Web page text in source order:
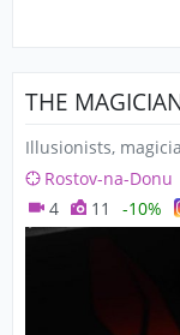
THE
Illusionists,
Rostov-na-Donu
4
11 -10%